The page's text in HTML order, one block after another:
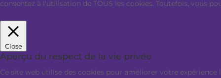
consentez à l'utilisation de TOUS les cookies. Toutefois, vous
Close
Aperçu du respect de la vie privée
Ce site web utilise des cookies pour améliorer votre